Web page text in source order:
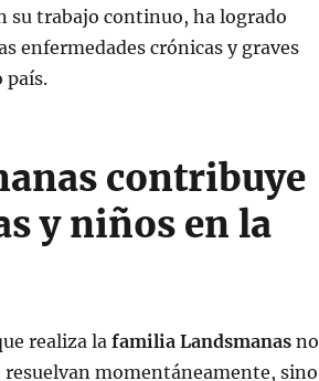
su trabajo continuo, ha logrado
enfermedades crónicas y graves
país.
contribuye
y niños en la
realiza la familia Landsmanasno
resuelvan momentáneamente, sino